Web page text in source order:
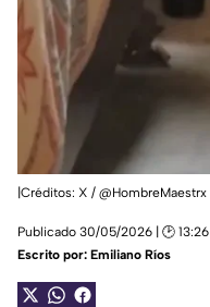
|Créditos: X / @HombreMaestrx
Publicado 30/05/2026 | 🕑 13:26
Escrito por: Emiliano Ríos